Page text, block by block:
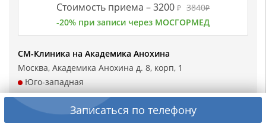
Стоимость приема –3200 ₽ 3840₽
-20% при записи через МОСГОРМЕД
СМ-Клиника на Академика Анохина
Москва, Академика Анохина д. 8, корп, 1
Юго-западная
Район:Донской
Выберите день для записи
Записаться по телефону